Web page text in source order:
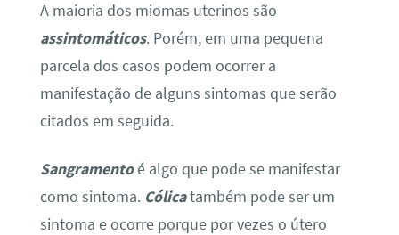
A maioria dos miomas uterinos são
assintomáticos. Porém, em uma pequena
parcela dos casos podem ocorrer a
manifestação de alguns sintomas que serão
citados em seguida.
Sangramentoé algo que pode se manifestar
como sintoma. Cólicatambém pode ser um
sintoma e ocorre porque por vezes o útero